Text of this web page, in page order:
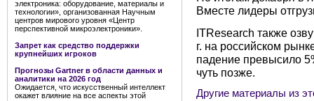
электроника: оборудование, материалы и
технологии», организованная Научным
центров мирового уровня «Центр
перспективной микроэлектроники».
Запрет как средство поддержки
крупнейших игроков
Прогнозы Gartner в области данных и
аналитики на 2026 год
Ожидается, что искусственный интеллект
окажет влияние на все аспекты этой
Вместе лидеры
ITResearch также
г. на российском
падение превысило
чуть позже.
Другие материалы из